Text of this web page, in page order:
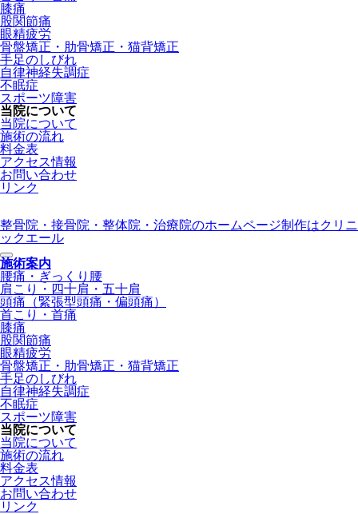
膝痛
股関節痛
眼精疲労
骨盤矯正・肋骨矯正・猫背矯正
手足のしびれ
自律神経失調症
不眠症
スポーツ障害
当院について
当院について
施術の流れ
料金表
アクセス情報
お問い合わせ
リンク
整骨院・接骨院・整体院・治療院のホームページ制作はクリニ
ックエール
施術案内
腰痛・ぎっくり腰
肩こり・四十肩・五十肩
頭痛（緊張型頭痛・偏頭痛）
首こり・首痛
膝痛
股関節痛
眼精疲労
骨盤矯正・肋骨矯正・猫背矯正
手足のしびれ
自律神経失調症
不眠症
スポーツ障害
当院について
当院について
施術の流れ
料金表
アクセス情報
お問い合わせ
リンク